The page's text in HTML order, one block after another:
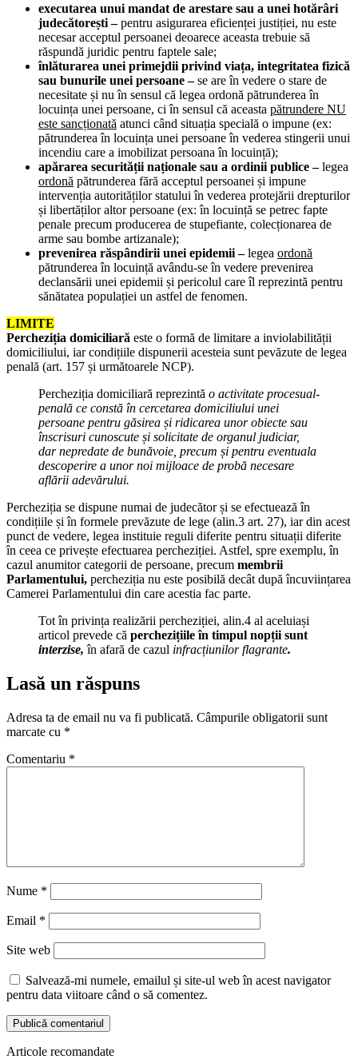
executarea unui mandat de arestare sau a unei hotărâri
judecătorești –pentru asigurarea eficienței justiției, nu este
necesar acceptul persoanei deoarece aceasta trebuie să
răspundă juridic pentru faptele sale;
înlăturarea unei primejdii privind viața, integritatea fizică
sau bunurile unei persoane –se are în vedere o stare de
necesitate și nu în sensul că legea ordonă pătrunderea în
locuința unei persoane, ci în sensul că aceasta pătrundere NU
este sancționată atunci când situația specială o impune (ex:
pătrunderea în locuința unei persoane în vederea stingerii unui
incendiu care a imobilizat persoana în locuință);
apărarea securității naționale sau a ordinii publice –legea
ordonă pătrunderea fără acceptul persoanei și impune
intervenția autorităților statului în vederea protejării drepturilor
și libertăților altor persoane (ex: în locuință se petrec fapte
penale precum producerea de stupefiante, colecționarea de
arme sau bombe artizanale);
prevenirea răspândirii unei epidemii –legea ordonă
pătrunderea în locuință avându-se în vedere prevenirea
declansării unei epidemii și pericolul care îl reprezintă pentru
sănătatea populației un astfel de fenomen.
LIMITE
Percheziția domiciliară este o formă de limitare a inviolabilității
domiciliului, iar condițiile dispunerii acesteia sunt pevăzute de legea
penală (art. 157 și următoarele NCP).
Percheziția domiciliară reprezintă o activitate procesual-
penală ce constă în cercetarea domiciliului unei
persoane pentru găsirea și ridicarea unor obiecte sau
înscrisuri cunoscute și solicitate de organul judiciar,
dar nepredate de bunăvoie, precum și pentru eventuala
descoperire a unor noi mijloace de probă necesare
aflării adevărului.
Percheziția se dispune numai de judecător și se efectuează în
condițiile și în formele prevăzute de lege (alin.3 art. 27), iar din acest
punct de vedere, legea instituie reguli diferite pentru situații diferite
în ceea ce privește efectuarea percheziției. Astfel, spre exemplu, în
cazul anumitor categorii de persoane, precum membrii
Parlamentului, percheziția nu este posibilă decât după încuviințarea
Camerei Parlamentului din care acestia fac parte.
Tot în privința realizării percheziției, alin.4 al aceluiași
articol prevede că perchezițiile în timpul nopții sunt
interzise, în afară de cazul infracțiunilor flagrante.
Lasă un răspuns
Adresa ta de email nu va fi publicată. Câmpurile obligatorii sunt
marcate cu *
Comentariu *
Nume *
Email *
Site web
Salvează-mi numele, emailul și site-ul web în acest navigator
pentru data viitoare când o să comentez.
Articole recomandate